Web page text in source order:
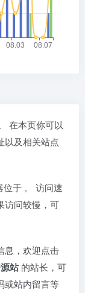
在本页你可以
以及相关站点
位于 。 访问速
访问较慢，可
息，欢迎点击
站的站长，可
或站内留言等